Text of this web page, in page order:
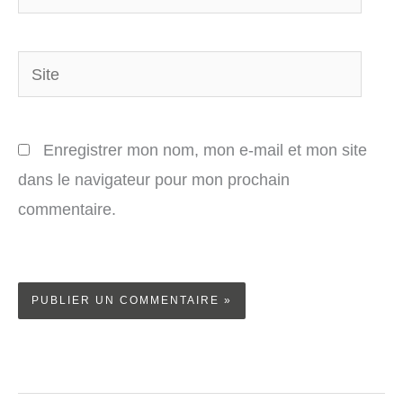
mail*
Site
Enregistrer mon nom, mon e-mail et mon site
dans le navigateur pour mon prochain
commentaire.